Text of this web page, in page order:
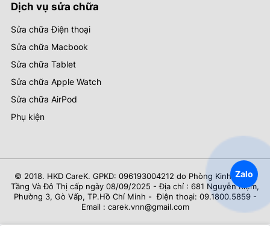
Dịch vụ sửa chữa
Sửa chữa Điện thoại
Sửa chữa Macbook
Sửa chữa Tablet
Sửa chữa Apple Watch
Sửa chữa AirPod
Phụ kiện
© 2018. HKD CareK. GPKD: 096193004212 do Phòng Kinh Tế Hạ
Tầng Và Đô Thị cấp ngày 08/09/2025 - Địa chỉ : 681 Nguyễn Kiệm,
Phường 3, Gò Vấp, TP.Hồ Chí Minh - Điện thoại: 09.1800.5859 -
Email : carek.vnn@gmail.com
Zalo